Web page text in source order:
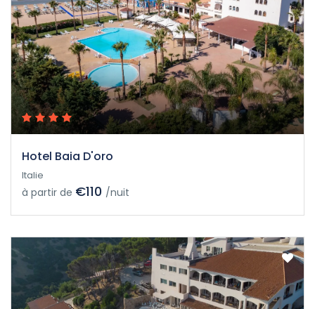
Hotel Baia D'oro
Italie
à partir de €110 /nuit